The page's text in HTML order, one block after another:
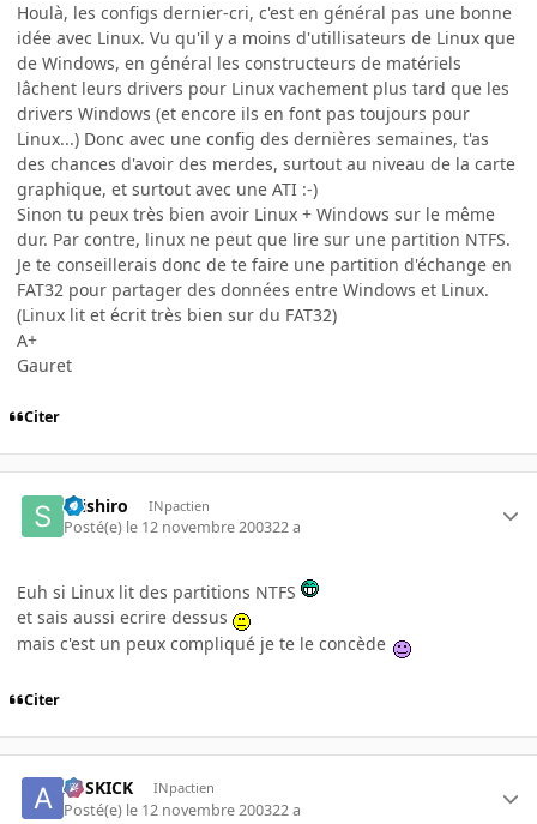
Houlà, les configs dernier-cri, c'est en général pas une bonne
idée avec Linux. Vu qu'il y a moins d'utillisateurs de Linux que
de Windows, en général les constructeurs de matériels
lâchent leurs drivers pour Linux vachement plus tard que les
drivers Windows (et encore ils en font pas toujours pour
Linux...) Donc avec une config des dernières semaines, t'as
des chances d'avoir des merdes, surtout au niveau de la carte
graphique, et surtout avec une ATI :-)
Sinon tu peux très bien avoir Linux + Windows sur le même
dur. Par contre, linux ne peut que lire sur une partition NTFS.
Je te conseillerais donc de te faire une partition d'échange en
FAT32 pour partager des données entre Windows et Linux.
(Linux lit et écrit très bien sur du FAT32)
A+
Gauret
Citer
seishiro INpactien
Posté(e) le 12 novembre 200322 a
Euh si Linux lit des partitions NTFS
et sais aussi ecrire dessus
mais c'est un peux compliqué je te le concède
Citer
ASSKICK INpactien
Posté(e) le 12 novembre 200322 a